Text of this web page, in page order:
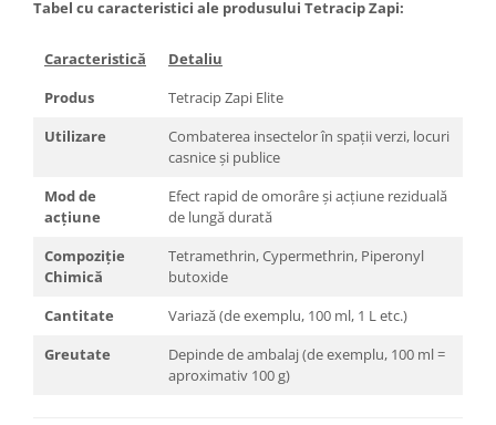
Tabel cu caracteristici ale produsului Tetracip Zapi:
Caracteristică
Detaliu
Produs
Tetracip Zapi Elite
Utilizare
Combaterea insectelor în spații verzi, locuri
casnice și publice
Mod de
acțiune
Efect rapid de omorâre și acțiune reziduală
de lungă durată
Compoziție
Chimică
Tetramethrin, Cypermethrin, Piperonyl
butoxide
Cantitate
Variază (de exemplu, 100 ml, 1 L etc.)
Greutate
Depinde de ambalaj (de exemplu, 100 ml =
aproximativ 100 g)